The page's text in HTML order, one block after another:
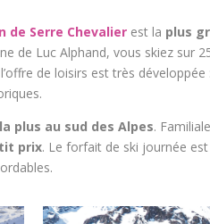
de Serre Chevalierest la plus
de Luc Alphand, vous skiez sur
de loisirs est très
plus au sud des Alpes.
prix. Le forfait de ski journée